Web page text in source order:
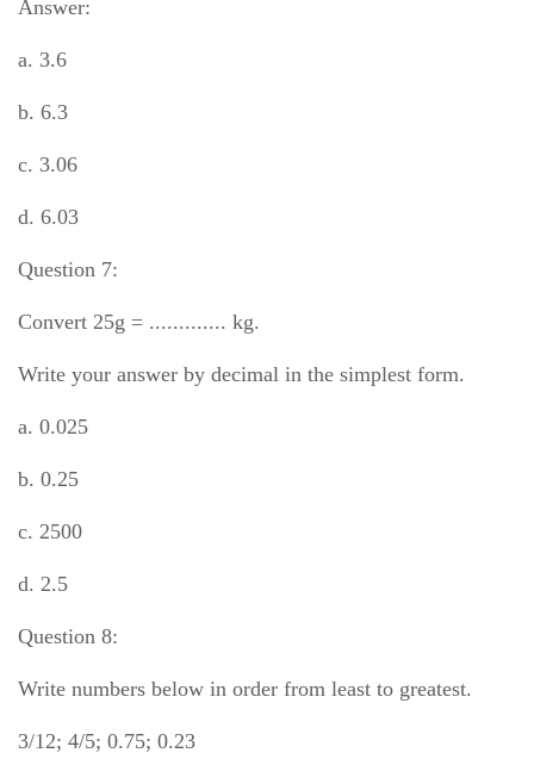
Answer:
a. 3.6
b. 6.3
c. 3.06
d. 6.03
Question 7:
Convert 25g = ............. kg.
Write your answer by decimal in the simplest form.
a. 0.025
b. 0.25
c. 2500
d. 2.5
Question 8:
Write numbers below in order from least to greatest.
3/12; 4/5; 0.75; 0.23